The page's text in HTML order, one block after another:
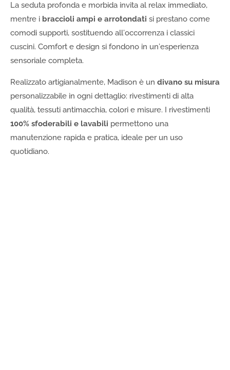
La seduta profonda e morbida invita al relax immediato,
mentre i braccioli ampi e arrotondati si prestano come
comodi supporti, sostituendo all’occorrenza i classici
cuscini. Comfort e design si fondono in un’esperienza
sensoriale completa.
Realizzato artigianalmente, Madison è un divano su misura
personalizzabile in ogni dettaglio: rivestimenti di alta
qualità, tessuti antimacchia, colori e misure. I rivestimenti
100% sfoderabili e lavabili permettono una
manutenzione rapida e pratica, ideale per un uso
quotidiano.